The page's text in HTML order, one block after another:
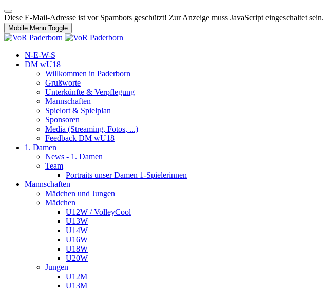
Diese E-Mail-Adresse ist vor Spambots geschützt! Zur Anzeige muss JavaScript eingeschaltet sein.
Mobile Menu Toggle
N-E-W-S
DM wU18
Willkommen in Paderborn
Grußworte
Unterkünfte & Verpflegung
Mannschaften
Spielort & Spielplan
Sponsoren
Media (Streaming, Fotos, ...)
Feedback DM wU18
1. Damen
News - 1. Damen
Team
Portraits unser Damen 1-Spielerinnen
Mannschaften
Mädchen und Jungen
Mädchen
U12W / VolleyCool
U13W
U14W
U16W
U18W
U20W
Jungen
U12M
U13M